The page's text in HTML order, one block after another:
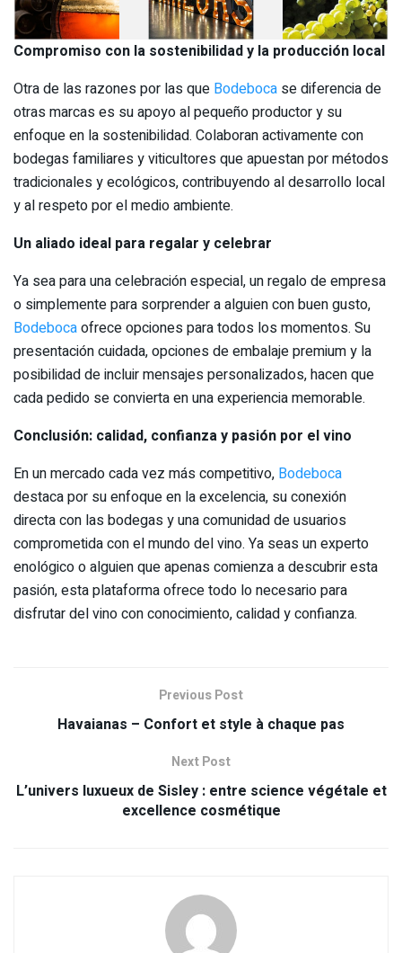
Compromiso con la sostenibilidad y la producción local
Otra de las razones por las que Bodeboca se diferencia de
otras marcas es su apoyo al pequeño productor y su
enfoque en la sostenibilidad. Colaboran activamente con
bodegas familiares y viticultores que apuestan por métodos
tradicionales y ecológicos, contribuyendo al desarrollo local
y al respeto por el medio ambiente.
Un aliado ideal para regalar y celebrar
Ya sea para una celebración especial, un regalo de empresa
o simplemente para sorprender a alguien con buen gusto,
Bodebocaofrece opciones para todos los momentos. Su
presentación cuidada, opciones de embalaje premium y la
posibilidad de incluir mensajes personalizados, hacen que
cada pedido se convierta en una experiencia memorable.
Conclusión: calidad, confianza y pasión por el vino
En un mercado cada vez más competitivo, Bodeboca
destaca por su enfoque en la excelencia, su conexión
directa con las bodegas y una comunidad de usuarios
comprometida con el mundo del vino. Ya seas un experto
enológico o alguien que apenas comienza a descubrir esta
pasión, esta plataforma ofrece todo lo necesario para
disfrutar del vino con conocimiento, calidad y confianza.
Previous Post
Havaianas – Confort et style à chaque pas
Next Post
L’univers luxueux de Sisley : entre science végétale et
excellence cosmétique